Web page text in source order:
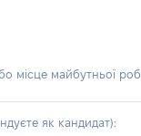
місце майбутньої
як кандидат):